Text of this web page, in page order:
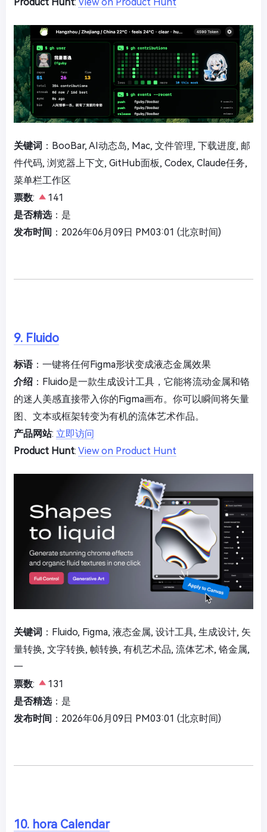
关键词 ：BooBar, AI动态岛, Mac, 文件管理, 下载进度, 邮
件代码, 浏览器上下文, GitHub面板, Codex, Claude任务,
菜单栏工作区
票数:
141
是否精选：是
发布时间 ：2026年06月09日 PM03:01 (北京时间)
9. Fluido
标语：一键将任何Figma形状变成液态金属效果
介绍 ：Fluido是一款生成设计工具，它能将流动金属和铬
的迷人美感直接带入你的Figma画布。你可以瞬间将矢量
图、文本或框架转变为有机的流体艺术作品。
产品网站: 立即访问
Product Hunt: View on Product Hunt
关键词 ：Fluido, Figma, 液态金属, 设计工具, 生成设计, 矢
量转换, 文字转换, 帧转换, 有机艺术品, 流体艺术, 铬金属,
一
票数:
131
是否精选：是
发布时间 ：2026年06月09日 PM03:01 (北京时间)
10. hora Calendar